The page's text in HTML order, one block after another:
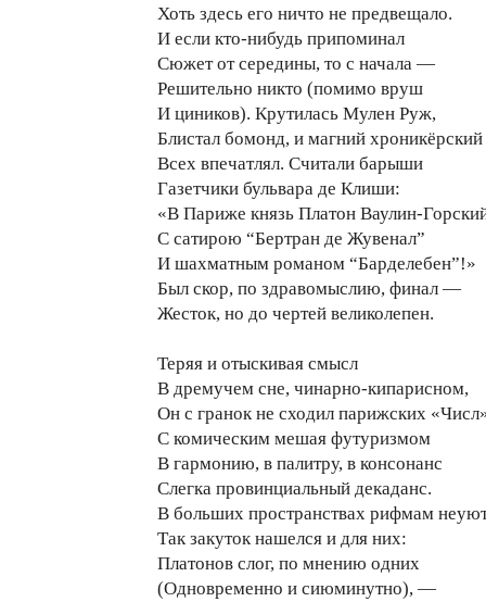
Хоть здесь его ничто не предвещало.
И если кто-нибудь припоминал
Сюжет от середины, то с начала —
Решительно никто (помимо вруш
И циников). Крутилась Мулен Руж,
Блистал бомонд, и магний хроникёрский
Всех впечатлял. Считали барыши
Газетчики бульвара де Клиши:
«В Париже князь Платон Ваулин-
С сатирою “Бертран де Жувенал”
И шахматным романом “Барделебен”!»
Был скор, по здравомыслию, финал —
Жесток, но до чертей великолепен.
Теряя и отыскивая смысл
В дремучем сне, чинарно-кипарисном,
Он с гранок не сходил парижских
С комическим мешая футуризмом
В гармонию, в палитру, в консонанс
Слегка провинциальный декаданс.
В больших пространствах рифмам
Так закуток нашелся и для них:
Платонов слог, по мнению одних
(Одновременно и сиюминутно), —